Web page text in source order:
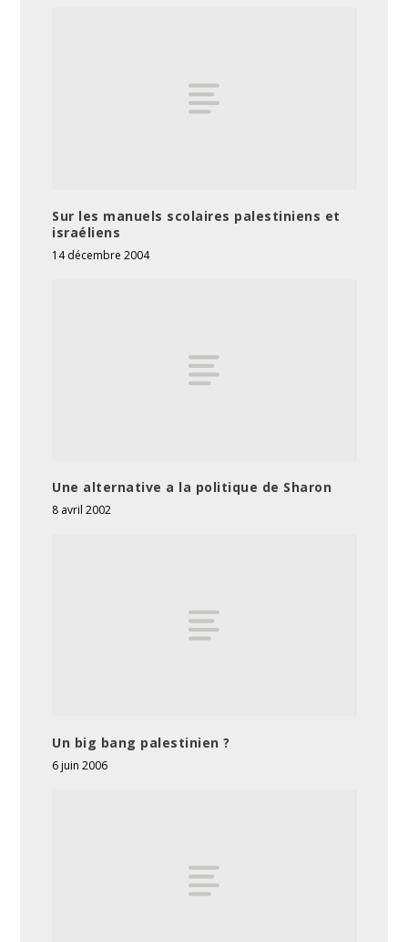
Sur les manuels scolaires palestiniens et
israéliens
14 décembre 2004
Une alternative a la politique de Sharon
8 avril 2002
Un big bang palestinien ?
6 juin 2006